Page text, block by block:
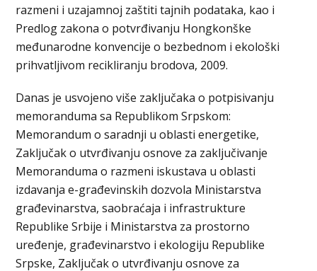
razmeni i uzajamnoj zaštiti tajnih podataka, kao i
Predlog zakona o potvrđivanju Hongkonške
međunarodne konvencije o bezbednom i ekološki
prihvatljivom recikliranju brodova, 2009.
Danas je usvojeno više zaključaka o potpisivanju
memoranduma sa Republikom Srpskom:
Memorandum o saradnji u oblasti energetike,
Zaključak o utvrđivanju osnove za zaključivanje
Memoranduma o razmeni iskustava u oblasti
izdavanja e-građevinskih dozvola Ministarstva
građevinarstva, saobraćaja i infrastrukture
Republike Srbije i Ministarstva za prostorno
uređenje, građevinarstvo i ekologiju Republike
Srpske, Zaključak o utvrđivanju osnove za